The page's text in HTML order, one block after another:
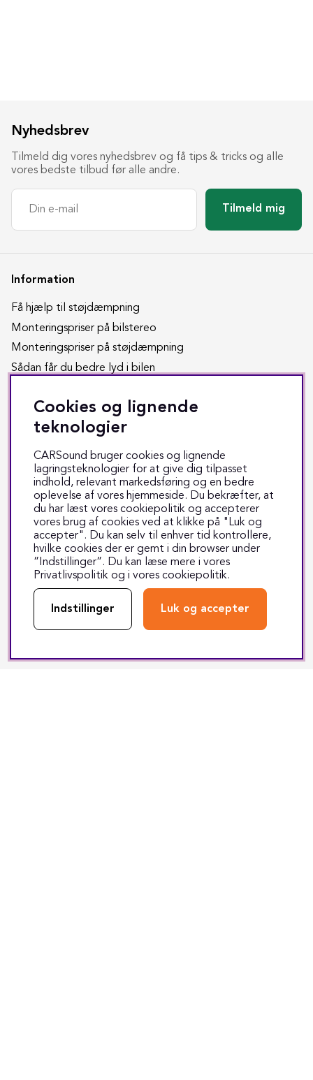
Nyhedsbrev
Tilmeld dig vores nyhedsbrev og få tips & tricks og alle
vores bedste tilbud før alle andre.
Tilmeld mig
Information
Få hjælp til støjdæmpning
Monteringspriser på bilstereo
Monteringspriser på støjdæmpning
Sådan får du bedre lyd i bilen
Tak for din henvendelse
Vil du selv støjdæmpe din bil
Om os
Butikken i Odense
Copyright CARSound
Handelsbetingelser
Job hos CARSound
Om CARSound
Privatlivspolitik
Værkstedets åbningstider
Cookies og lignende
teknologier
CARSound bruger cookies og lignende
lagringsteknologier for at give dig tilpasset
indhold, relevant markedsføring og en bedre
oplevelse af vores hjemmeside. Du bekræfter, at
du har læst vores cookiepolitik og accepterer
vores brug af cookies ved at klikke på "Luk og
accepter". Du kan selv til enhver tid kontrollere,
hvilke cookies der er gemt i din browser under
”Indstillinger”. Du kan læse mere i vores
Privatlivspolitik og i vores cookiepolitik.
Indstillinger Luk og accepter